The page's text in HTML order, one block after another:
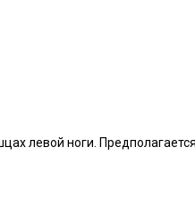
левой ноги.